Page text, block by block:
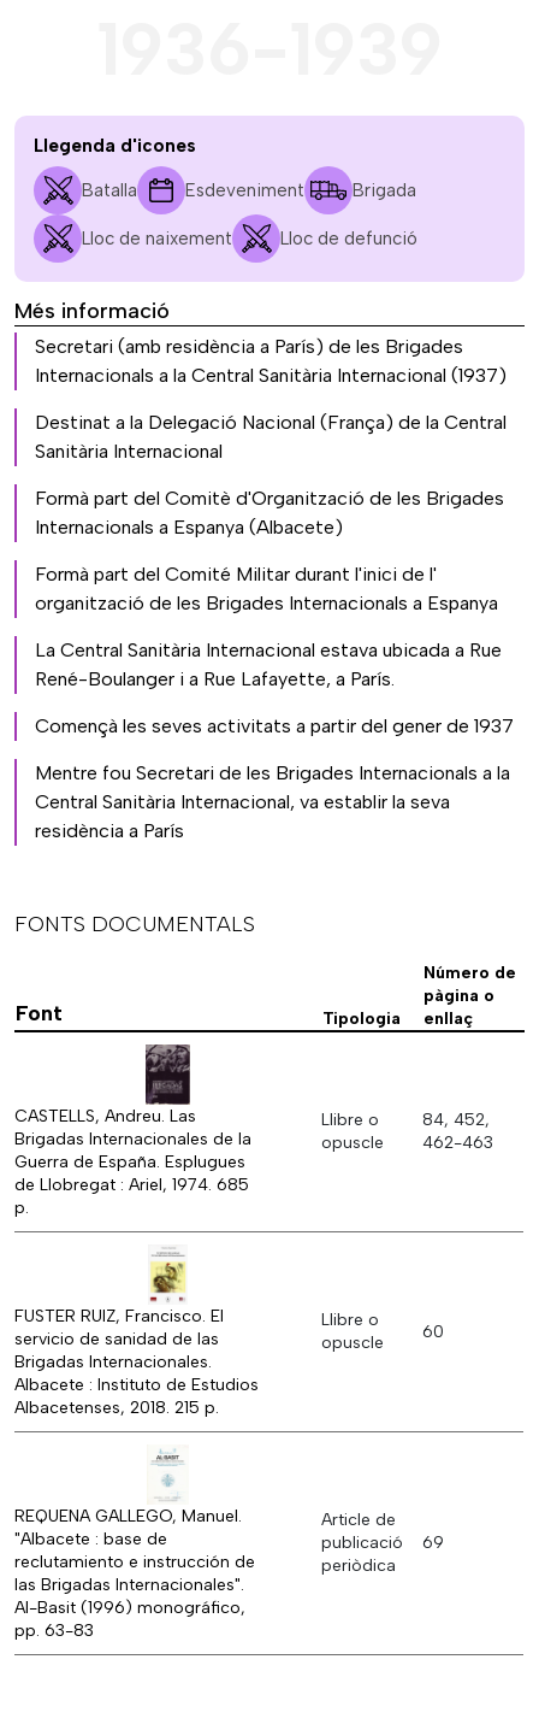
Llegenda d'icones
Batalla Esdeveniment Brigada
Lloc de naixement Lloc de defunció
Més informació
Secretari (amb residència a París) de les Brigades
Internacionals a la Central Sanitària Internacional (1937)
Destinat a la Delegació Nacional (França) de la Central
Sanitària Internacional
Formà part del Comitè d'Organització de les Brigades
Internacionals a Espanya (Albacete)
Formà part del Comité Militar durant l'inici de l'
organització de les Brigades Internacionals a Espanya
La Central Sanitària Internacional estava ubicada a Rue
René-Boulanger i a Rue Lafayette, a París.
Començà les seves activitats a partir del gener de 1937
Mentre fou Secretari de les Brigades Internacionals a la
Central Sanitària Internacional, va establir la seva
residència a París
FONTS DOCUMENTALS
Font Tipologia
Número de
pàgina o
enllaç
CASTELLS, Andreu. Las
Brigadas Internacionales de la
Guerra de España. Esplugues
de Llobregat : Ariel, 1974. 685
p.
Llibre o
opuscle
84, 452,
462-463
FUSTER RUIZ, Francisco. El
servicio de sanidad de las
Brigadas Internacionales.
Albacete : Instituto de Estudios
Albacetenses, 2018. 215 p.
Llibre o
opuscle
60
REQUENA GALLEGO, Manuel.
"Albacete : base de
reclutamiento e instrucción de
las Brigadas Internacionales".
Al-Basit (1996) monográfico,
pp. 63-83
Article de
publicació
periòdica
69